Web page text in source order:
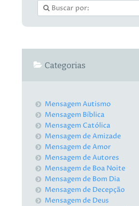
Categorias
Mensagem Autismo
Mensagem Bíblica
Mensagem Católica
Mensagem de Amizade
Mensagem de Amor
Mensagem de Autores
Mensagem de Boa Noite
Mensagem de Bom Dia
Mensagem de Decepção
Mensagem de Deus